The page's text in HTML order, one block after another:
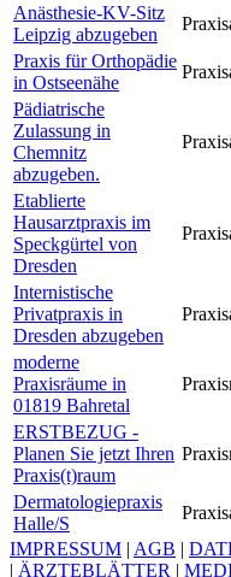
Anästhesie-KV-Sitz
Leipzig abzugeben
Praxis für Orthopädie
in Ostseenähe
Pädiatrische
Zulassung in
Chemnitz
abzugeben.
Etablierte
Hausarztpraxis im
Speckgürtel von
Dresden
Internistische
Privatpraxis in
Dresden abzugeben
moderne
Praxisräume in
01819 Bahretal
ERSTBEZUG -
Planen Sie jetzt Ihren
Praxis(t)raum
Dermatologiepraxis
Halle/S
IMPRESSUM | AGB |
| ÄRZTEBLÄTTER |